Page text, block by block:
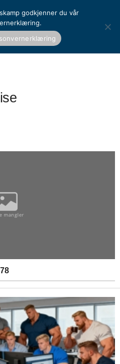
VERDENSANSKUELSE
godkjenner du vår